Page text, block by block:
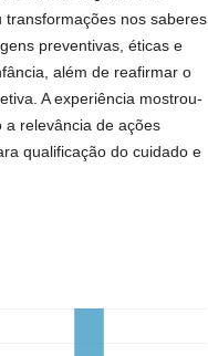
nos saberes
preventivas, éticas e
além de reafirmar o
A experiência mostrou-
a relevância de ações
qualificação do cuidado e